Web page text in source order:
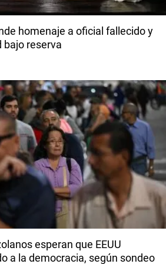
homenaje a oficial fallecido y
bajo reserva
esperan que EEUU
a la democracia, según sondeo